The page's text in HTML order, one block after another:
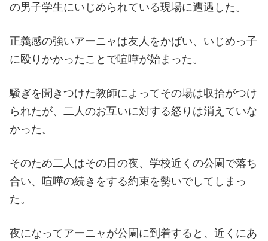
の男子学生にいじめられている現場に遭遇した。
正義感の強いアーニャは友人をかばい、いじめっ子
に殴りかかったことで喧嘩が始まった。
騒ぎを聞きつけた教師によってその場は収拾がつけ
られたが、二人のお互いに対する怒りは消えていな
かった。
そのため二人はその日の夜、学校近くの公園で落ち
合い、喧嘩の続きをする約束を勢いでしてしまっ
た。
夜になってアーニャが公園に到着すると、近くにあ